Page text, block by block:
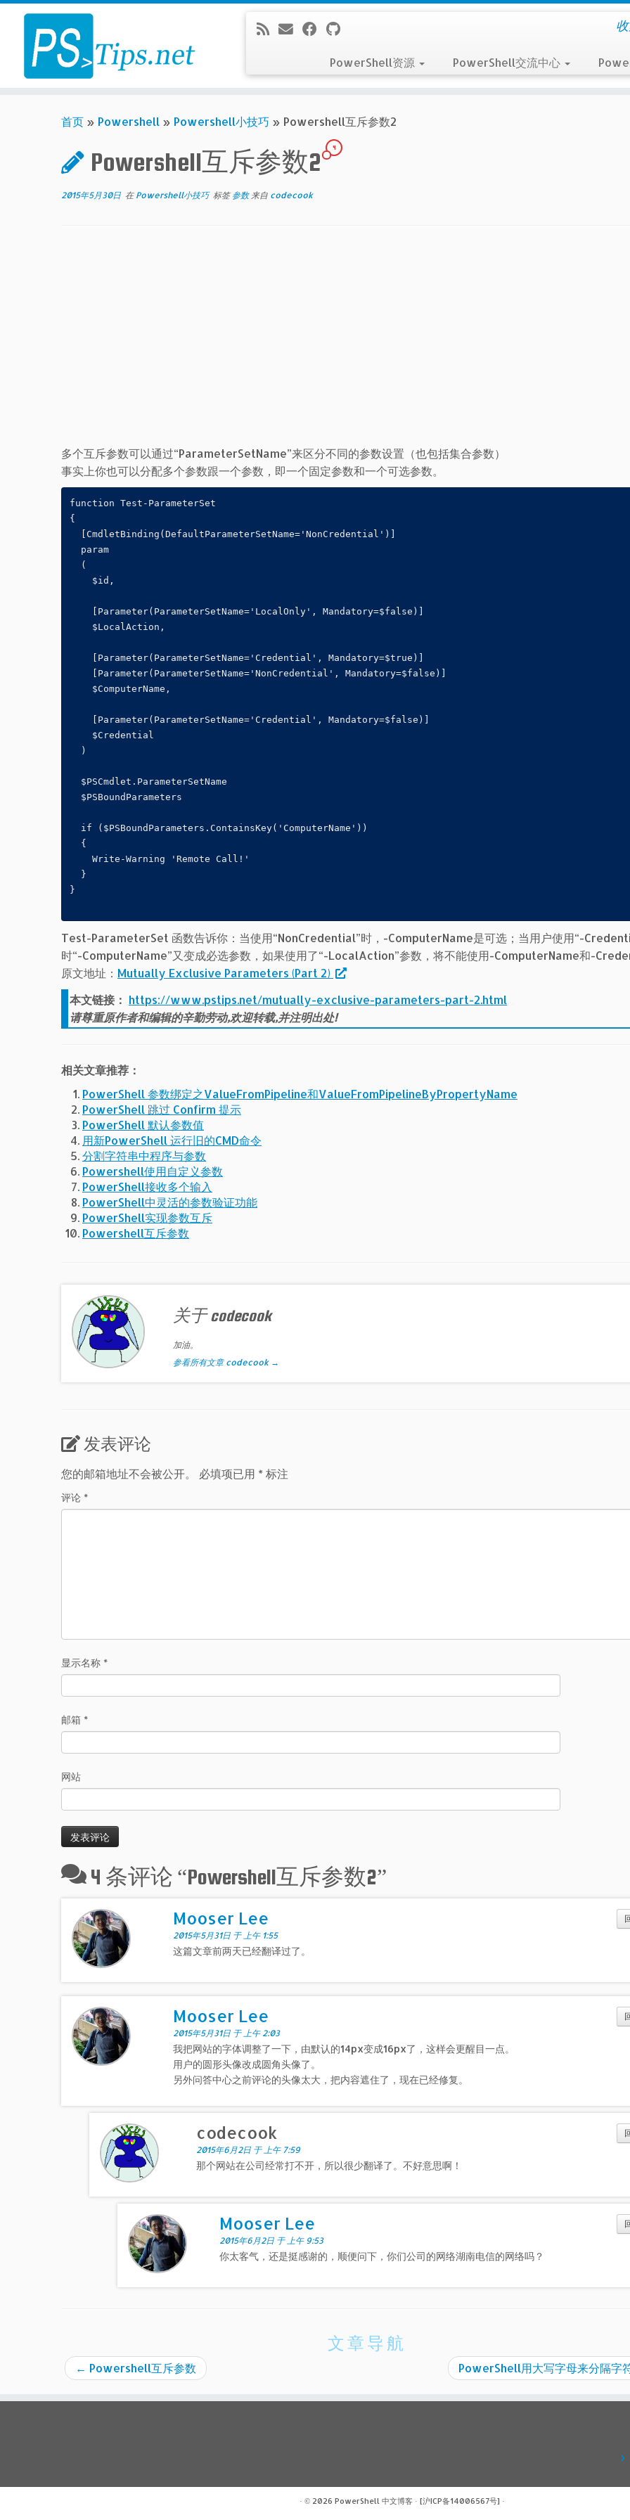
Skip
content
PowerShell资源 PowerShell交流中心
首页 » Powershell » Powershell小技巧 » Powershell互斥参数2
Powershell互斥参数2
4
2015年5月30日 在 Powershell小技巧 标签参数 来自 codecook
多个互斥参数可以通过“ParameterSetName”来区分不同的参数设置（也包括集合参数）
事实上你也可以分配多个参数跟一个参数，即一个固定参数和一个可选参数。
function Test-ParameterSet
{
  [CmdletBinding(DefaultParameterSetName='NonCredential')]
  param
  (
    $id,
    [Parameter(ParameterSetName='LocalOnly', Mandatory=$false)]
    $LocalAction,
    [Parameter(ParameterSetName='Credential', Mandatory=$true)]
    [Parameter(ParameterSetName='NonCredential', Mandatory=$false)]
    $ComputerName,
    [Parameter(ParameterSetName='Credential', Mandatory=$false)]
    $Credential
  )
  $PSCmdlet.ParameterSetName
  $PSBoundParameters
  if ($PSBoundParameters.ContainsKey('ComputerName'))
  {
    Write-Warning 'Remote Call!'
  }
}
Test-ParameterSet 函数告诉你：当使用“NonCredential”时，-ComputerName是可选；当用户使用“-
时“-ComputerName”又变成必选参数，如果使用了“-LocalAction”参数，将不能使用-ComputerName和-
原文地址： Mutually Exclusive Parameters (Part 2)
本文链接： https://www.pstips.net/mutually-exclusive-parameters-part-2.html
请尊重原作者和编辑的辛勤劳动,欢迎转载,并注明出处!
相关文章推荐：
PowerShell 参数绑定之ValueFromPipeline和ValueFromPipelineByPropertyName
PowerShell 跳过 Confirm 提示
PowerShell 默认参数值
用新PowerShell 运行旧的CMD命令
分割字符串中程序与参数
Powershell使用自定义参数
PowerShell接收多个输入
PowerShell中灵活的参数验证功能
PowerShell实现参数互斥
Powershell互斥参数
关于 codecook
加油。
参看所有文章 codecook →
发表评论
您的邮箱地址不会被公开。 必填项已用 *标注
评论 *
显示名称 *
邮箱 *
网站
4 条评论 “Powershell互斥参数2”
Mooser Lee
2015年5月31日 于 上午 1:55
这篇文章前两天已经翻译过了。
Mooser Lee
2015年5月31日 于 上午 2:03
我把网站的字体调整了一下，由默认的14px变成16px了，这样会更醒目一点。
用户的圆形头像改成圆角头像了。
另外问答中心之前评论的头像太大，把内容遮住了，现在已经修复。
codecook
2015年6月2日 于 上午 7:59
那个网站在公司经常打不开，所以很少翻译了。不好意思啊！
Mooser Lee
2015年6月2日 于 上午 9:53
你太客气，还是挺感谢的，顺便问下，你们公司的网络湖南电信的网络吗？
文章导航
← Powershell互斥参数 PowerShell用大写字母来分隔字
· © 2026 PowerShell 中文博客 · [沪ICP备14006567号] ·